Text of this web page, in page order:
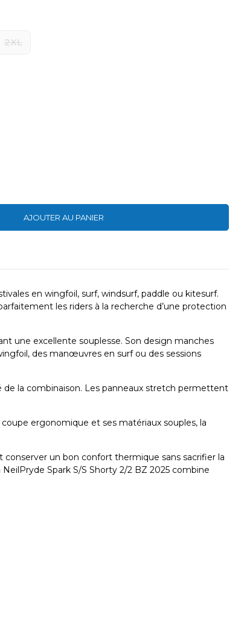
2XL
AJOUTER AU PANIER
en wingfoil, surf, windsurf, paddle ou kitesurf.
les riders à la recherche d’une protection
une excellente souplesse. Son design manches
des manœuvres en surf ou des sessions
la combinaison. Les panneaux stretch permettent
ergonomique et ses matériaux souples, la
un bon confort thermique sans sacrifier la
Spark S/S Shorty 2/2 BZ 2025 combine